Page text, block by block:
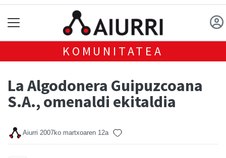
KOMUNITATEA
La Algodonera Guipuzcoana
S.A., omenaldi ekitaldia
Aiurri 2007ko martxoaren 12a